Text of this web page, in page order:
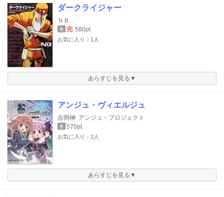
ダークライジャー
ＮＢ
巻 完 580pt
お気に入り：1人
あらすじを見る▼
アンジュ・ヴィエルジュ
吉岡榊 アンジュ・プロジェクト
巻 570pt
お気に入り：2人
あらすじを見る▼